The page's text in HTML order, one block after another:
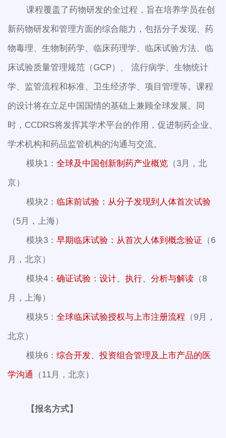
课程覆盖了药物研发的全过程，旨在培养学员在创
新药物研发和管理方面的综合能力，包括分子发现、药
物毒理、生物制药学、临床药理学、临床试验方法、临
床试验质量管理规范（GCP）、 流行病学、生物统计
学、监管流程和标准、卫生经济学、项目管理等。课程
的设计将在立足中国国情的基础上兼顾全球发展。同
时，CCDRS将发挥其学术平台的作用，促进制药企业、
学术机构和药品监管机构的沟通与交流。
模块1：全球及中国创新制药产业概览 （3月，北
京）
模块2： 临床前试验：从分子发现到人体首次试验
（5月，上海）
模块3：早期临床试验：从首次人体到概念验证 （6
月，北京）
模块4：确证试验：设计、执行、分析与解读 （8
月，上海）
模块5：全球临床试验授权与上市注册流程 （9月，
北京）
模块6：综合开发、投资组合管理及上市产品的医
学沟通
（11月，北京）
【报名方式】